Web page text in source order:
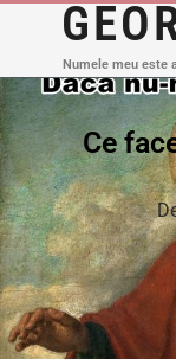
Numele meu este
Ce